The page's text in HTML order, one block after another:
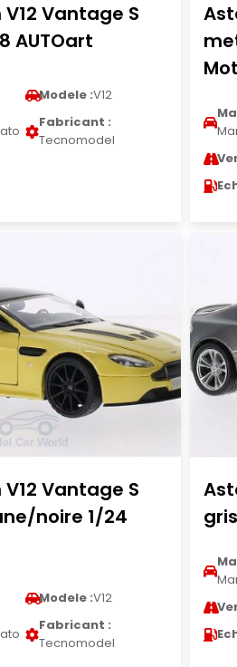
Vantage S
AUTOart
Modele :V12
Fabricant :
Tecnomodel
Vantage S
noire 1/24
Modele :V12
Fabricant :
Tecnomodel